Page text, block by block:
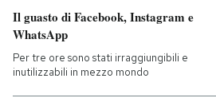
NEWSLETTER
Il guasto di Facebook, Instagram e
WhatsApp
Per tre ore sono stati irraggiungibili e
inutilizzabili in mezzo mondo